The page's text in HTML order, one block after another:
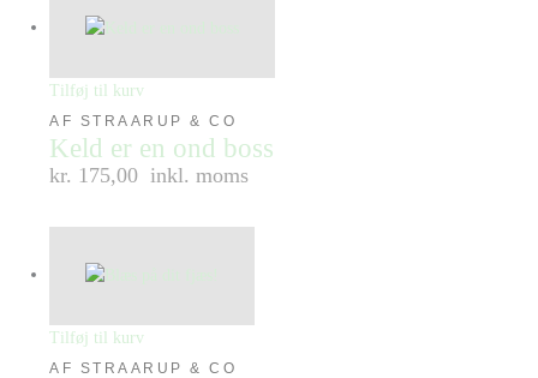
Tilføj til kurv
AF STRAARUP & CO
Keld er en ond boss
kr. 175,00 inkl. moms
Tilføj til kurv
AF STRAARUP & CO